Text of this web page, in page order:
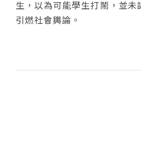
生，以為可能學生打鬧，並
引燃社會輿論。